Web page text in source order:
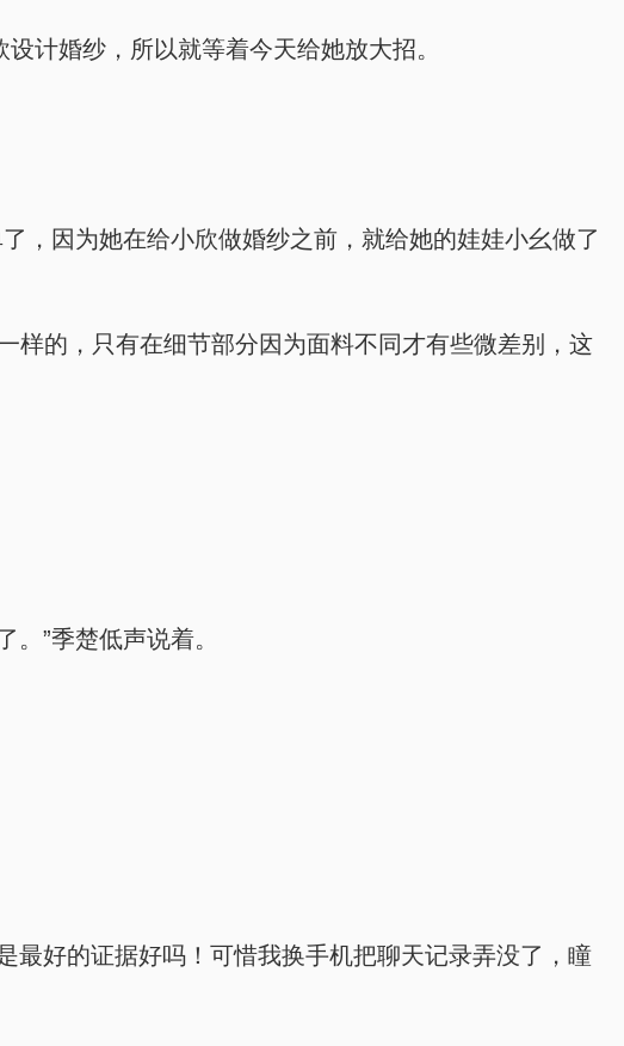
计婚纱，所以就等着今天给她放大招。
，因为她在给小欣做婚纱之前，就给她的娃娃小幺做了
样的，只有在细节部分因为面料不同才有些微差别，这
”季楚低声说着。
最好的证据好吗！可惜我换手机把聊天记录弄没了，瞳